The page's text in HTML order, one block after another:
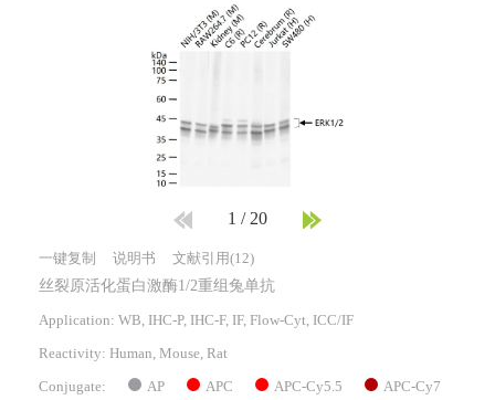
1 /20
一键复制 说明书 文献引用(12)
丝裂原活化蛋白激酶1/2重组兔单抗
Application: WB, IHC-P, IHC-F, IF, Flow-Cyt, ICC/IF
Reactivity: Human, Mouse, Rat
Conjugate: AP APC APC-Cy5.5 APC-Cy7